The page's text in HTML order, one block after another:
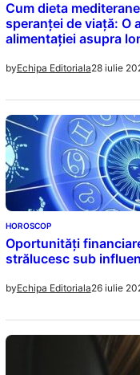
Cum dieta
speranței de viață: O
alimentației asupra
byEchipa Editoriala28 iulie
HOROSCOP
Oportunități
strălucesc sub
byEchipa Editoriala26 iulie